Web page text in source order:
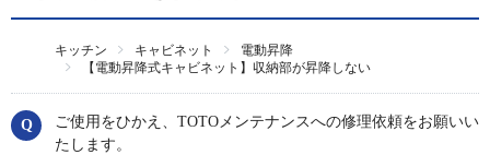
キッチン キャビネット
電動昇降
【電動昇降式キャビネット】収納部が昇降しない
ご使用をひかえ、TOTOメンテナンスへの修理依頼をお願いい
たします。